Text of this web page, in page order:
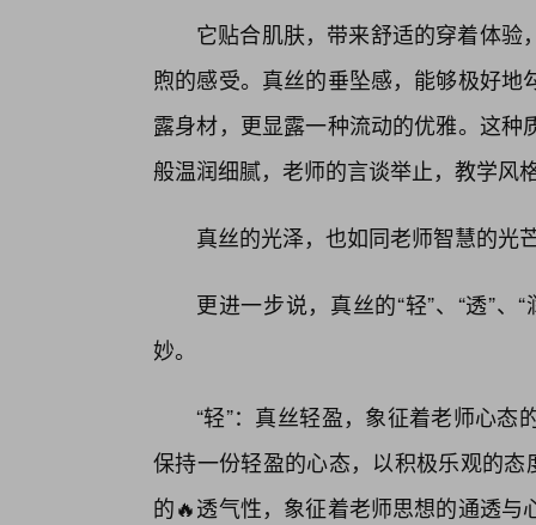
它贴合肌肤，带来舒适的穿着体
煦的感受。真丝的垂坠感，能够极好
露身材，更显露一种流动的优雅。这
般温润细腻，老师的言谈举止，教学风
真丝的光泽，也如同老师智慧的光
更进一步说，真丝的“轻”、“透”
妙。
“轻”：真丝轻盈，象征着老师心
保持一份轻盈的心态，以积极乐观的
的🔥透气性，象征着老师思想的通透